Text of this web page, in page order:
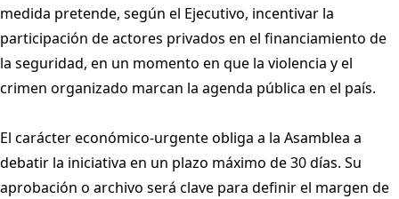
medida pretende, según el Ejecutivo, incentivar la
participación de actores privados en el financiamiento de
la seguridad, en un momento en que la violencia y el
crimen organizado marcan la agenda pública en el país.
El carácter económico-urgente obliga a la Asamblea a
debatir la iniciativa en un plazo máximo de 30 días. Su
aprobación o archivo será clave para definir el margen de